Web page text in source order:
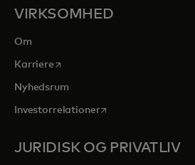
VIRKSOMHED
Om
Karriereopens in a new tab
Nyhedsrum
Investorrelationeropens in a new tab
JURIDISK OG PRIVATLIV